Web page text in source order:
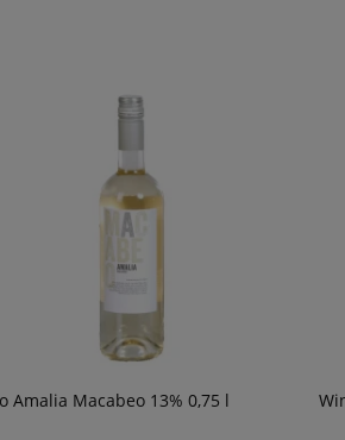
Amalia Macabeo 13% 0,75 l